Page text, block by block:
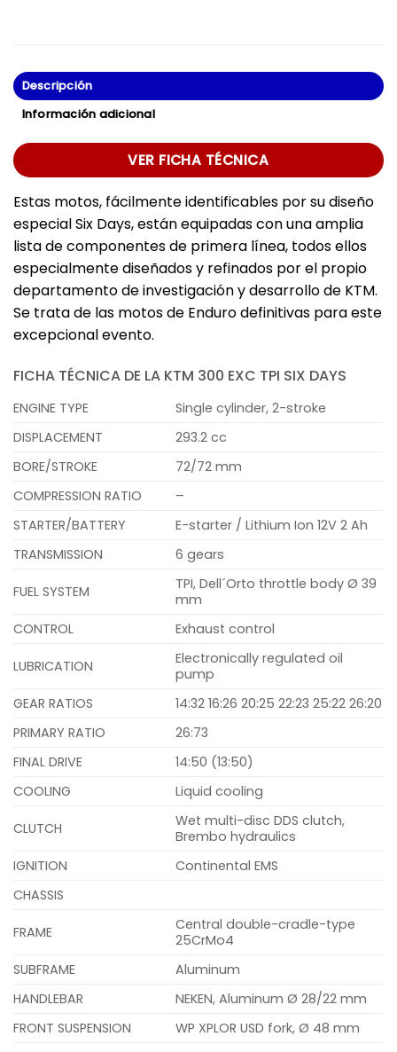
Descripción
Información adicional
VER FICHA TÉCNICA
Estas motos, fácilmente identificables por su diseño
especial Six Days, están equipadas con una amplia
lista de componentes de primera línea, todos ellos
especialmente diseñados y refinados por el propio
departamento de investigación y desarrollo de KTM.
Se trata de las motos de Enduro definitivas para este
excepcional evento.
FICHA TÉCNICA DE LA KTM 300 EXC TPI SIX DAYS
ENGINE TYPE
Single cylinder, 2-stroke
DISPLACEMENT
293.2 cc
BORE/STROKE
72/72 mm
COMPRESSION RATIO
–
STARTER/BATTERY
E-starter / Lithium Ion 12V 2 Ah
TRANSMISSION
6 gears
FUEL SYSTEM
TPI, Dell´Orto throttle body Ø 39
mm
CONTROL
Exhaust control
LUBRICATION
Electronically regulated oil
pump
GEAR RATIOS
14:32 16:26 20:25 22:23 25:22 26:20
PRIMARY RATIO
26:73
FINAL DRIVE
14:50 (13:50)
COOLING
Liquid cooling
CLUTCH
Wet multi-disc DDS clutch,
Brembo hydraulics
IGNITION
Continental EMS
CHASSIS
FRAME
Central double-cradle-type
25CrMo4
SUBFRAME
Aluminum
HANDLEBAR
NEKEN, Aluminum Ø 28/22 mm
FRONT SUSPENSION
WP XPLOR USD fork, Ø 48 mm